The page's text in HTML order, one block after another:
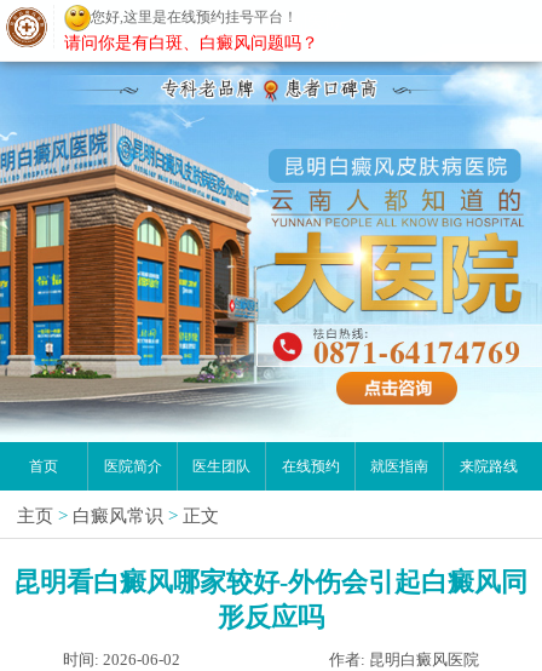
昆明白癜风医院
首页 医院简介 医生团队 在线预约 就医指南 来院路线
主页 > 白癜风常识 > 正文
昆明看白癜风哪家较好-外伤会引起白癜风同
形反应吗
时间: 2026-06-02 作者: 昆明白癜风医院
您好,这里是在线预约挂号平台！
请问你是有白斑、白癜风问题吗？